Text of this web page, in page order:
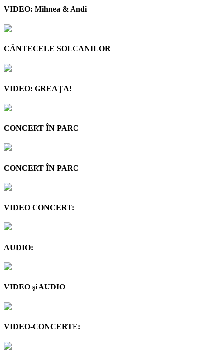
VIDEO: Mihnea & Andi
CÂNTECELE SOLCANILOR
VIDEO: GREAŢA!
CONCERT ÎN PARC
CONCERT ÎN PARC
VIDEO CONCERT:
AUDIO:
VIDEO şi AUDIO
VIDEO-CONCERTE: